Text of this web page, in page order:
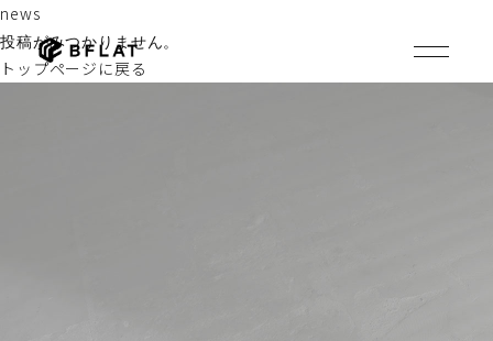
news
投稿がみつかりません。
トップページに戻る